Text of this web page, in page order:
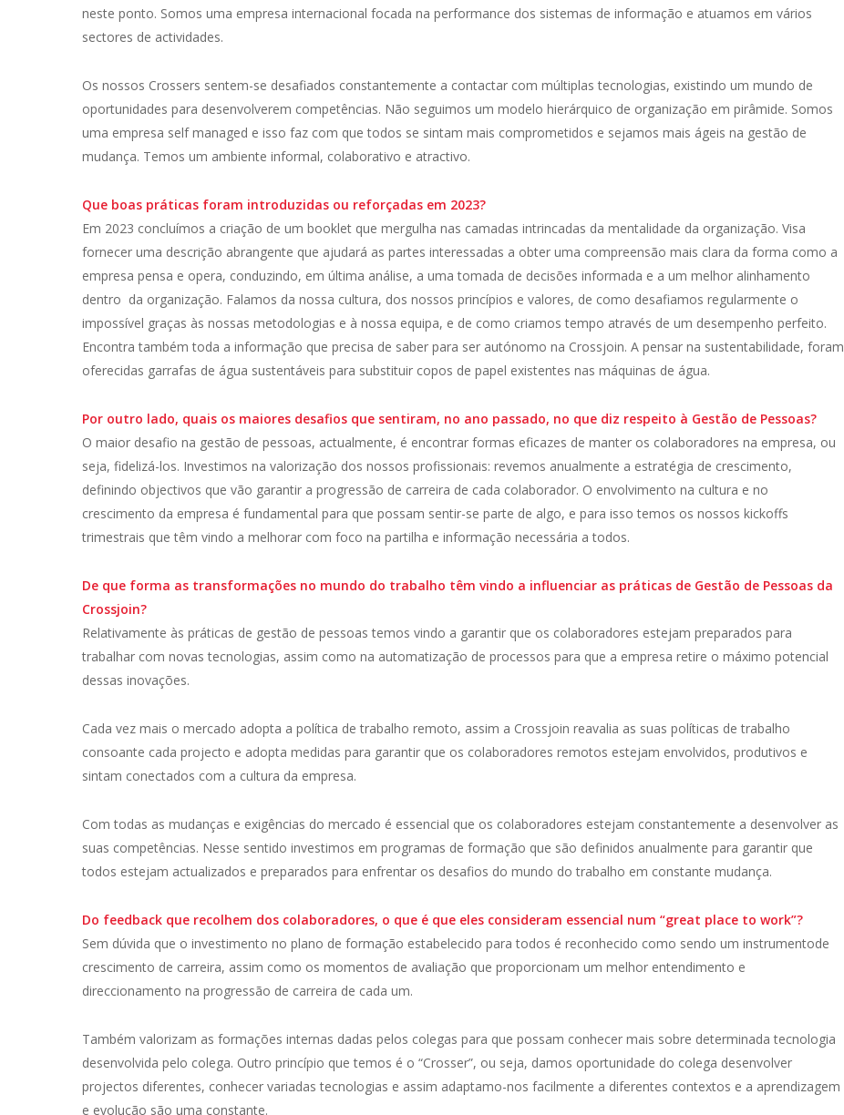
neste ponto. Somos uma empresa internacional focada na performance dos sistemas de informação e atuamos em vários
sectores de actividades.
Os nossos Crossers sentem-se desafiados constantemente a contactar com múltiplas tecnologias, existindo um mundo de
oportunidades para desenvolverem competências. Não seguimos um modelo hierárquico de organização em pirâmide. Somos
uma empresa self managed e isso faz com que todos se sintam mais comprometidos e sejamos mais ágeis na gestão de
mudança. Temos um ambiente informal, colaborativo e atractivo.
Que boas práticas foram introduzidas ou reforçadas em 2023?
Em 2023 concluímos a criação de um booklet que mergulha nas camadas intrincadas da mentalidade da organização. Visa
fornecer uma descrição abrangente que ajudará as partes interessadas a obter uma compreensão mais clara da forma como a
empresa pensa e opera, conduzindo, em última análise, a uma tomada de decisões informada e a um melhor alinhamento
dentro da organização. Falamos da nossa cultura, dos nossos princípios e valores, de como desafiamos regularmente o
impossível graças às nossas metodologias e à nossa equipa, e de como criamos tempo através de um desempenho perfeito.
Encontra também toda a informação que precisa de saber para ser autónomo na Crossjoin. A pensar na sustentabilidade, foram
oferecidas garrafas de água sustentáveis para substituir copos de papel existentes nas máquinas de água.
Por outro lado, quais os maiores desafios que sentiram, no ano passado, no que diz respeito à Gestão de Pessoas?
O maior desafio na gestão de pessoas, actualmente, é encontrar formas eficazes de manter os colaboradores na empresa, ou
seja, fidelizá-los. Investimos na valorização dos nossos profissionais: revemos anualmente a estratégia de crescimento,
definindo objectivos que vão garantir a progressão de carreira de cada colaborador. O envolvimento na cultura e no
crescimento da empresa é fundamental para que possam sentir-se parte de algo, e para isso temos os nossos kickoffs
trimestrais que têm vindo a melhorar com foco na partilha e informação necessária a todos.
De que forma as transformações no mundo do trabalho têm vindo a influenciar as práticas de Gestão de Pessoas da
Crossjoin?
Relativamente às práticas de gestão de pessoas temos vindo a garantir que os colaboradores estejam preparados para
trabalhar com novas tecnologias, assim como na automatização de processos para que a empresa retire o máximo potencial
dessas inovações.
Cada vez mais o mercado adopta a política de trabalho remoto, assim a Crossjoin reavalia as suas políticas de trabalho
consoante cada projecto e adopta medidas para garantir que os colaboradores remotos estejam envolvidos, produtivos e
sintam conectados com a cultura da empresa.
Com todas as mudanças e exigências do mercado é essencial que os colaboradores estejam constantemente a desenvolver as
suas competências. Nesse sentido investimos em programas de formação que são definidos anualmente para garantir que
todos estejam actualizados e preparados para enfrentar os desafios do mundo do trabalho em constante mudança.
Do feedback que recolhem dos colaboradores, o que é que eles consideram essencial num “great place to work”?
Sem dúvida que o investimento no plano de formação estabelecido para todos é reconhecido como sendo um instrumentode
crescimento de carreira, assim como os momentos de avaliação que proporcionam um melhor entendimento e
direccionamento na progressão de carreira de cada um.
Também valorizam as formações internas dadas pelos colegas para que possam conhecer mais sobre determinada tecnologia
desenvolvida pelo colega. Outro princípio que temos é o “Crosser”, ou seja, damos oportunidade do colega desenvolver
projectos diferentes, conhecer variadas tecnologias e assim adaptamo-nos facilmente a diferentes contextos e a aprendizagem
e evolução são uma constante.